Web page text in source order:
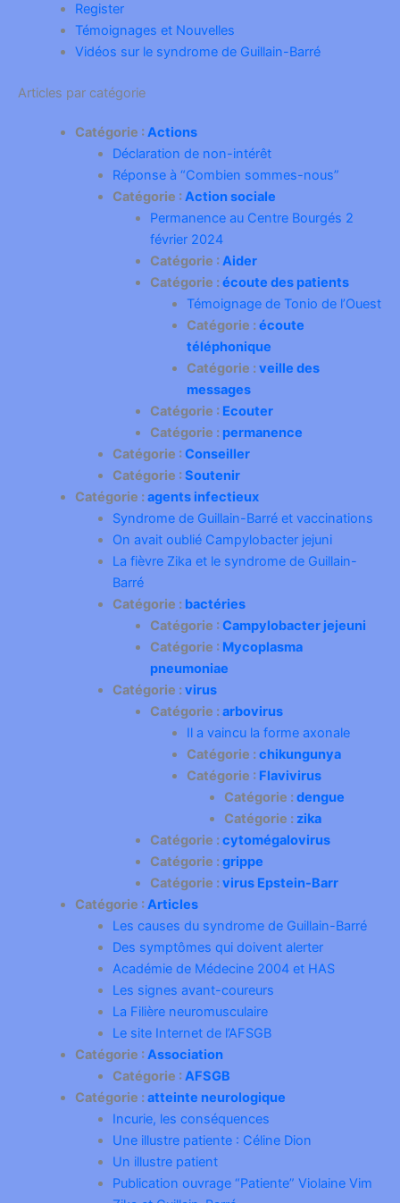
Register
Témoignages et Nouvelles
Vidéos sur le syndrome de Guillain-Barré
Articles par catégorie
Catégorie :Actions
Déclaration de non-intérêt
Réponse à “Combien sommes-nous”
Catégorie :Action sociale
Permanence au Centre Bourgés 2
février 2024
Catégorie :Aider
Catégorie :écoute des patients
Témoignage de Tonio de l’Ouest
Catégorie :écoute
téléphonique
Catégorie :veille des
messages
Catégorie : Ecouter
Catégorie : permanence
Catégorie :Conseiller
Catégorie :Soutenir
Catégorie :agents infectieux
Syndrome de Guillain-Barré et vaccinations
On avait oublié Campylobacter jejuni
La fièvre Zika et le syndrome de Guillain-
Barré
Catégorie : bactéries
Catégorie :Campylobacter jejeuni
Catégorie : Mycoplasma
pneumoniae
Catégorie :virus
Catégorie :arbovirus
Il a vaincu la forme axonale
Catégorie :chikungunya
Catégorie : Flavivirus
Catégorie :dengue
Catégorie : zika
Catégorie :cytomégalovirus
Catégorie :grippe
Catégorie :virus Epstein-Barr
Catégorie :Articles
Les causes du syndrome de Guillain-Barré
Des symptômes qui doivent alerter
Académie de Médecine 2004 et HAS
Les signes avant-coureurs
La Filière neuromusculaire
Le site Internet de l’AFSGB
Catégorie :Association
Catégorie :AFSGB
Catégorie :atteinte neurologique
Incurie, les conséquences
Une illustre patiente : Céline Dion
Un illustre patient
Publication ouvrage “Patiente” Violaine Vim